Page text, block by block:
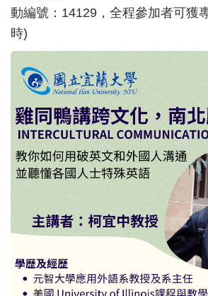
動編號：14129，全程參加者可獲
時)